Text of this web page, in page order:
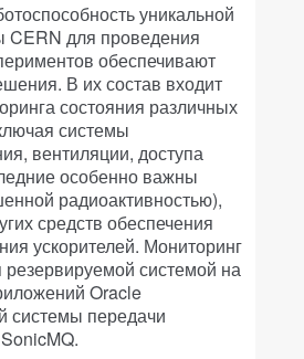
уникальной
CERN для проведения
обеспечивают
В их состав входит
состояния различных
системы
вентиляции, доступа
особенно важны
радиоактивностью),
средств обеспечения
ускорителей. Мониторинг
резервируемой системой на
Oracle
системы передачи